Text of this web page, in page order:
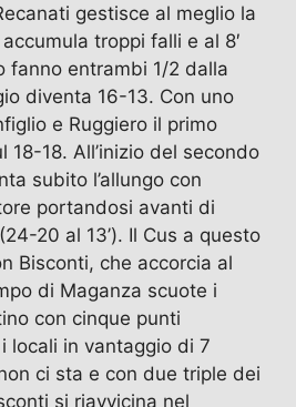
gestisce al meglio la
troppi falli e al 8′
fanno entrambi 1/2 dalla
diventa 16-13. Con uno
e Ruggiero il primo
18-18. All’inizio del secondo
subito l’allungo con
portandosi avanti di
20 al 13’). Il Cus a questo
Bisconti, che accorcia al
di Maganza scuote i
con cinque punti
locali in vantaggio di 7
ci sta e con due triple dei
si riavvicina nel